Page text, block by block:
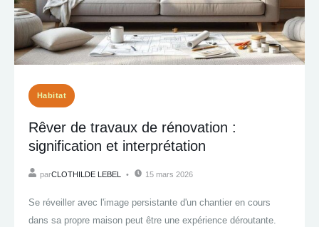
Habitat
Rêver de travaux de rénovation :
signification et interprétation
parCLOTHILDE LEBEL 15 mars 2026
Se réveiller avec l'image persistante d'un chantier en cours
dans sa propre maison peut être une expérience déroutante.